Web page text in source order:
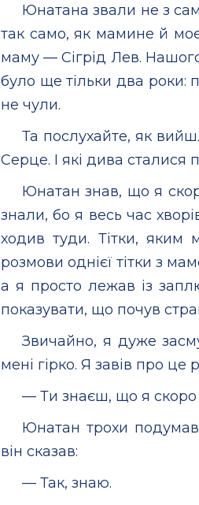
Юнатана звали не з
так само, як мамине й
маму — Сігрід Лев.
було ще тільки два роки:
не чули.
Та послухайте, як
Серце. І які дива сталися
Юнатан знав, що я
знали, бо я весь час
ходив туди. Тітки,
розмови однієї тітки з
а я просто лежав із
показувати, що почув
Звичайно, я дуже
мені гірко. Я завів про
— Ти знаєш, що я скоро
Юнатан трохи
він сказав:
— Так, знаю.